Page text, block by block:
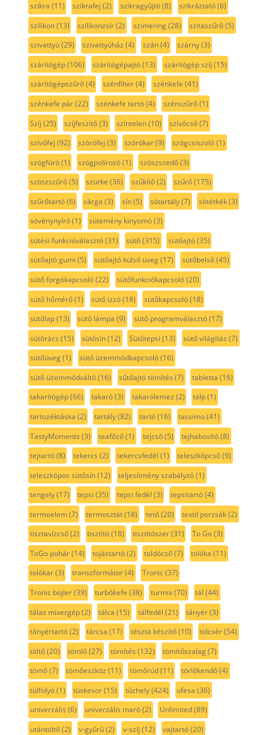
szikra (11) szikrafej (2) szikragyűjtó(8) szikráztató(6)
szilikon(13) szilikonzsír(2) szimering(28) szitaszűrő(5)
szivattyú(29) szivattyúház (4) szán(4) szárny(3)
szárítógép(106) szárítógépajtó(13) szárítógép szíj (15)
szárítógépszűrő(4) szénfilter(4) szénkefe (41)
szénkefe pár(22) szénkefe tartó(4) szénszűrő(1)
Szíj (25) szíjfeszítő(3) színtelen(10) szívócső(7)
szívófej (92) szórófej (3) szórókar(9) szögcsiszoló(1)
szögfúró(1) szögpolírozó(1) szöszszedő(3)
szöszszűrő(5) szürke (36) szűkítő(2) szűrő(175)
szűrőtartó(6) sárga (3) sín(5) sótartály(7) sötétkék(3)
sövénynyíró(1) sütemény kinyomó(3)
sütési funkcióválasztó(31) sütő(315) sütőajtó(35)
sütőajtó gumi (5) sütőajtó külső üveg(17) sütőbelső(45)
sütő forgókapcsoló(22) sütőfunkciókapcsoló(20)
sütő hőmérő(1) sütő izzó(18) sütőkapcsoló(18)
sütőlap(13) sütő lámpa (9) sütő programválasztó(17)
sütőrács (15) sütősín(12) Sütőtepsi (13) sütő világítás (7)
sütőüveg(1) sütő üzemmódkapcsoló(16)
sütő üzemmódváltó(16) sűtőajtó tömítés (7) tabletta (16)
takarítógép(66) takaró(3) takarólemez (2) talp(1)
tartozéktáska (2) tartály(82) tartó(16) tassimo(41)
TastyMoments (3) teafőző(1) tejcső(5) tejhabosító(8)
tejtartó(8) tekercs (2) tekercsfedél (1) teleszkópcső(9)
teleszkópos sütősín(12) teljesítmény szabályzó(1)
tengely(17) tepsi (35) tepsi fedél (3) tepsitartó(4)
termoelem(7) termosztát(18) tető(20) textil porzsák(2)
tisztavízcső(2) tisztító(18) tisztítószer(31) To Go(3)
ToGo pohár(14) tojástartó(2) toldócső(7) tolóka (11)
tolókar(3) transzformátor(4) Tronic(37)
Tronic bojler(39) turbókefe (38) turmix(70) tál (44)
tálas mixergép(2) tálca (15) tálfedél (21) tányér(3)
tányértartó(2) tárcsa (17) tészta készítő(10) tölcsér(54)
töltő(20) tömlő(27) tömítés (132) tömítőszalag(7)
tömő(7) tömőeszköz (11) tömőrúd(11) törlőkendő(4)
túlfolyó(1) tüskesor(15) tűzhely(424) ufesa (36)
univerzális (6) univerzális maró(2) Unlimited(89)
utántöltő(2) v-gyűrű(2) v-szíj (12) vajtartó(20)